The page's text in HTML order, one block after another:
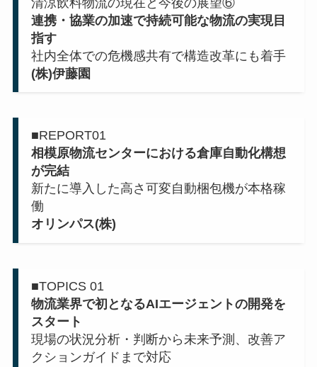
連携・協業の加速で持続可能な物流の実現目
指す
社内全体での危機感共有で構造改革にも着手
(株)伊藤園
■REPORT01
相模原物流センターにおける倉庫自動化構想
が完結
新たに導入した高さ可変自動梱包機が本格稼
働
オリンパス(株)
■TOPICS 01
物流業界で初となるAIエージェントの開発を
スタート
現場の状況分析・判断から未来予測、改善ア
クションガイドまで対応